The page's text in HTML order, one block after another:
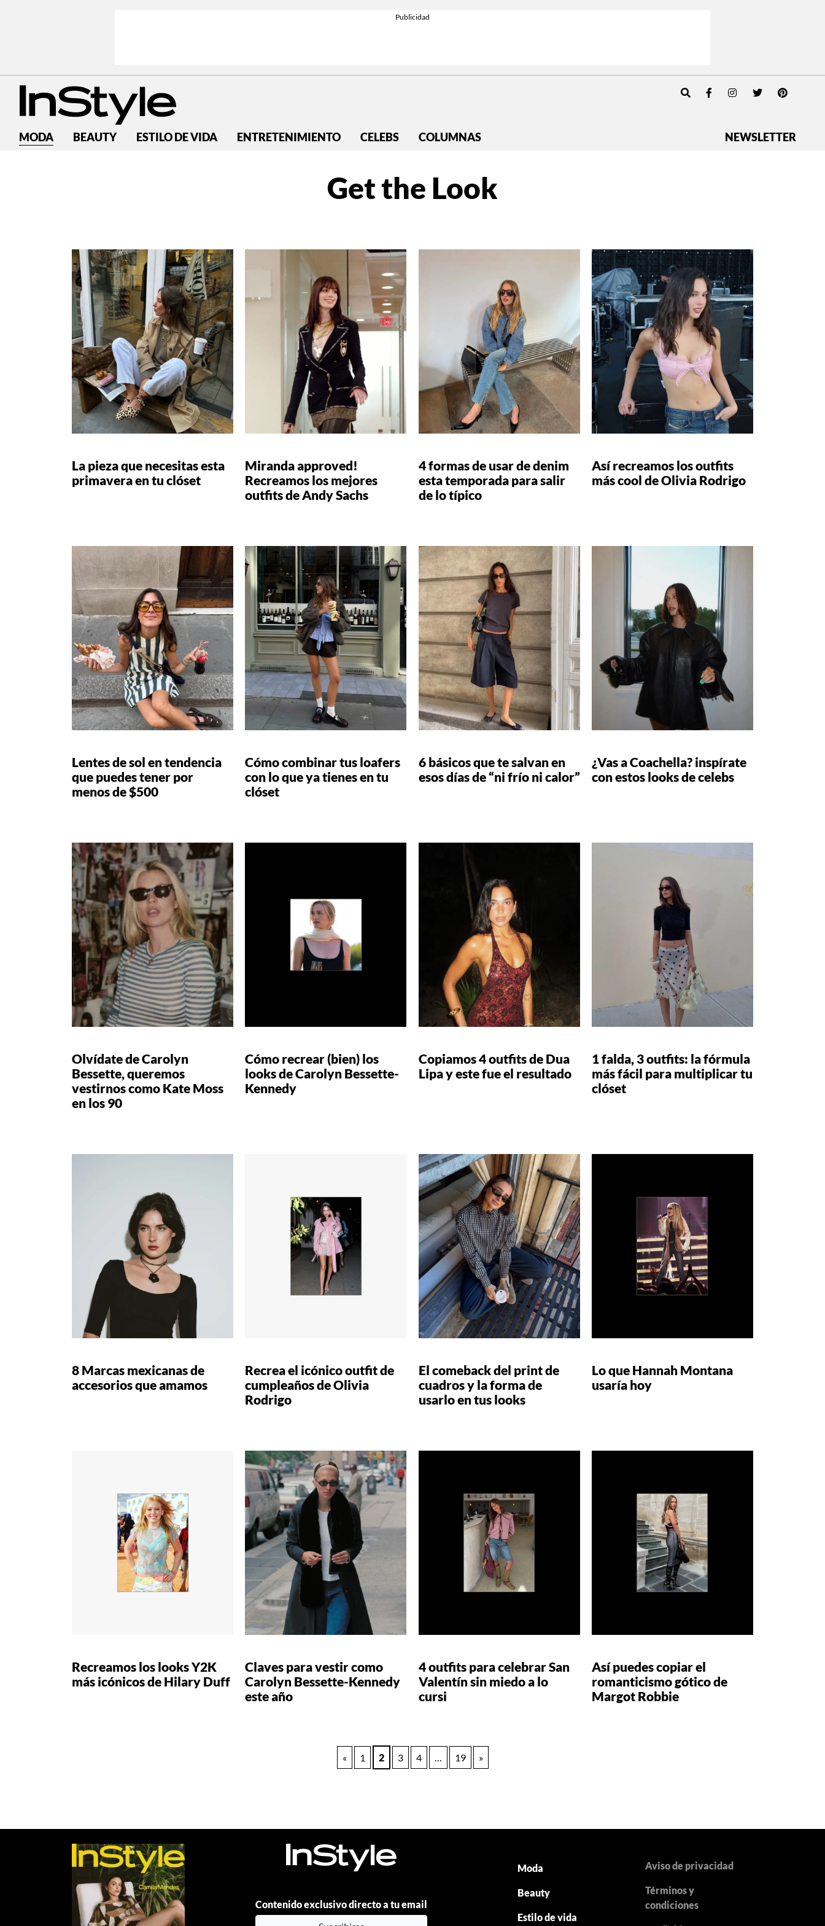
MODA BEAUTY ESTILO DE VIDA ENTRETENIMIENTO CELEBS COLUMNAS NEWSLETTER
Get the Look
La pieza que necesitas esta
primavera en tu clóset
Miranda approved!
Recreamos los mejores
outfits de Andy Sachs
4 formas de usar de denim
esta temporada para salir
de lo típico
Así recreamos los outfits
más cool de Olivia Rodrigo
Lentes de sol en tendencia
que puedes tener por
menos de $500
Cómo combinar tus loafers
con lo que ya tienes en tu
clóset
6 básicos que te salvan en
esos días de “ni frío ni calor”
¿Vas a Coachella? inspírate
con estos looks de celebs
Olvídate de Carolyn
Bessette, queremos
vestirnos como Kate Moss
en los 90
Cómo recrear (bien) los
looks de Carolyn Bessette-
Kennedy
Copiamos 4 outfits de Dua
Lipa y este fue el resultado
1 falda, 3 outfits: la fórmula
más fácil para multiplicar tu
clóset
8 Marcas mexicanas de
accesorios que amamos
Recrea el icónico outfit de
cumpleaños de Olivia
Rodrigo
El comeback del print de
cuadros y la forma de
usarlo en tus looks
Lo que Hannah Montana
usaría hoy
Recreamos los looks Y2K
más icónicos de Hilary Duff
Claves para vestir como
Carolyn Bessette-Kennedy
este año
4 outfits para celebrar San
Valentín sin miedo a lo
cursi
Así puedes copiar el
romanticismo gótico de
Margot Robbie
« 1 2 3 4 … 19 »
Contenido exclusivo directo a tu email
Moda
Beauty
Estilo de vida
Aviso de privacidad
Términos y
condiciones